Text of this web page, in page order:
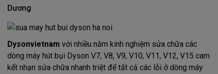
Dương
Dysonvietnam với nhiều năm kinh nghiệm sửa chữa các
dòng máy hút bụi Dyson V7, V8, V9, V10, V11, V12, V15 cam
kết nhạn sửa chữa nhanh triệt để tất cả các lỗi ở dòng máy